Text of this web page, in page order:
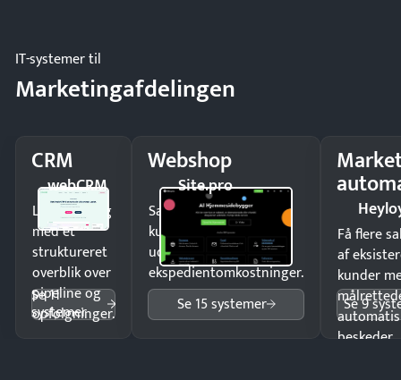
IT-systemer til
Marketingafdelingen
CRM
webCRM
Luk flere salg
med et
struktureret
overblik over
pipeline og
opfølgninger.
Se 11
systemer
Webshop
Site.pro
Sælg produkter 24/7 til
kunder i hele landet
uden
ekspedientomkostninger.
Se 15 systemer
Få flere
af
kunder
beskeder.
Se 9